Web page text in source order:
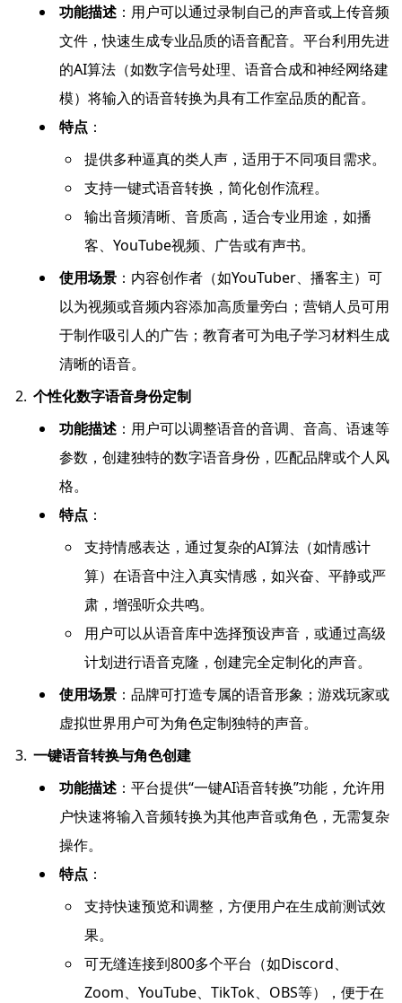
功能描述：用户可以通过录制自己的声音或上传音频
文件，快速生成专业品质的语音配音。平台利用先进
的AI算法（如数字信号处理、语音合成和神经网络建
模）将输入的语音转换为具有工作室品质的配音。
特点 ：
提供多种逼真的类人声，适用于不同项目需求。
支持一键式语音转换，简化创作流程。
输出音频清晰、音质高，适合专业用途，如播
客、YouTube视频、广告或有声书。
使用场景：内容创作者（如YouTuber、播客主）可
以为视频或音频内容添加高质量旁白；营销人员可用
于制作吸引人的广告；教育者可为电子学习材料生成
清晰的语音。
个性化数字语音身份定制
功能描述：用户可以调整语音的音调、音高、语速等
参数，创建独特的数字语音身份，匹配品牌或个人风
格。
特点 ：
支持情感表达，通过复杂的AI算法（如情感计
算）在语音中注入真实情感，如兴奋、平静或严
肃，增强听众共鸣。
用户可以从语音库中选择预设声音，或通过高级
计划进行语音克隆，创建完全定制化的声音。
使用场景：品牌可打造专属的语音形象；游戏玩家或
虚拟世界用户可为角色定制独特的声音。
一键语音转换与角色创建
功能描述：平台提供“一键AI语音转换”功能，允许用
户快速将输入音频转换为其他声音或角色，无需复杂
操作。
特点 ：
支持快速预览和调整，方便用户在生成前测试效
果。
可无缝连接到800多个平台（如Discord、
Zoom、YouTube、TikTok、OBS等），便于在